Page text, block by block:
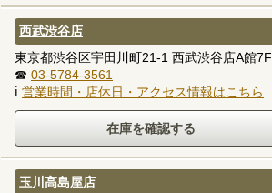
西武渋谷店
東京都渋谷区宇田川町21-1 西武渋谷店A館7F
☎ 03-5784-3561
ℹ 営業時間・店休日・アクセス情報はこちら
玉川高島屋店